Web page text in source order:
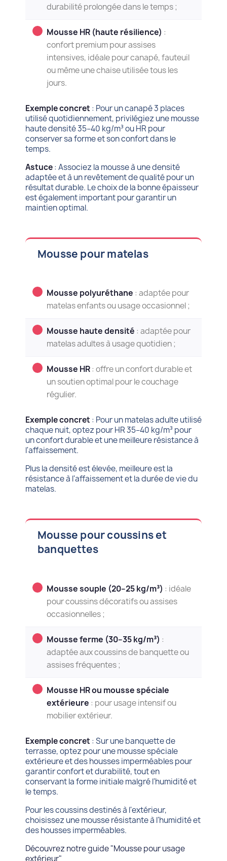
durabilité prolongée dans le temps ;
Mousse HR (haute résilience) :
confort premium pour assises
intensives, idéale pour canapé, fauteuil
ou même une chaise utilisée tous les
jours.
Exemple concret : Pour un canapé 3 places
utilisé quotidiennement, privilégiez une mousse
haute densité 35–40 kg/m³ ou HR pour
conserver sa forme et son confort dans le
temps.
Astuce: Associez la mousse à une densité
adaptée et à un revêtement de qualité pour un
résultat durable. Le choix de la bonne épaisseur
est également important pour garantir un
maintien optimal.
Mousse pour matelas
Mousse polyuréthane : adaptée pour
matelas enfants ou usage occasionnel ;
Mousse haute densité : adaptée pour
matelas adultes à usage quotidien ;
Mousse HR: offre un confort durable et
un soutien optimal pour le couchage
régulier.
Exemple concret : Pour un matelas adulte utilisé
chaque nuit, optez pour HR 35–40 kg/m³ pour
un confort durable et une meilleure résistance à
l'affaissement.
Plus la densité est élevée, meilleure est la
résistance à l'affaissement et la durée de vie du
matelas.
Mousse pour coussins et
banquettes
Mousse souple (20–25 kg/m³) : idéale
pour coussins décoratifs ou assises
occasionnelles ;
Mousse ferme (30–35 kg/m³) :
adaptée aux coussins de banquette ou
assises fréquentes ;
Mousse HR ou mousse spéciale
extérieure : pour usage intensif ou
mobilier extérieur.
Exemple concret : Sur une banquette de
terrasse, optez pour une mousse spéciale
extérieure et des housses imperméables pour
garantir confort et durabilité, tout en
conservant la forme initiale malgré l'humidité et
le temps.
Pour les coussins destinés à l'extérieur,
choisissez une mousse résistante à l'humidité et
des housses imperméables.
Découvrez notre guide "Mousse pour usage
extérieur"